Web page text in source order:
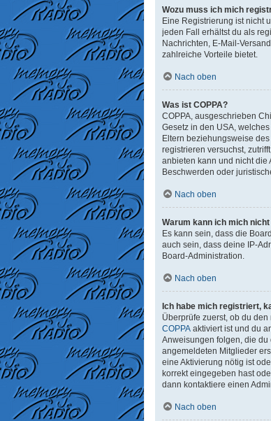
Wozu muss ich mich
Eine Registrierung ist nicht
jeden Fall erhältst du als
Nachrichten, E-Mail-
zahlreiche Vorteile bietet.
Nach oben
Was ist COPPA?
COPPA, ausgeschrieben
Gesetz in den USA,
Eltern beziehungsweise
registrieren versuchst,
anbieten kann und nicht die
Beschwerden oder
Nach oben
Warum kann ich mich
Es kann sein, dass die
auch sein, dass deine IP-
Board-Administration.
Nach oben
Ich habe mich registriert,
Überprüfe zuerst, ob du
COPPA aktiviert ist und du
Anweisungen folgen, die du
angemeldeten Mitglieder
eine Aktivierung nötig ist
korrekt eingegeben hast
dann kontaktiere einen
Nach oben